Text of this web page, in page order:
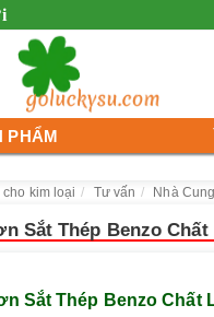
PHẨM
kim loại Tư vấn Nhà
Sắt Thép Benzo
Sắt Thép Benzo